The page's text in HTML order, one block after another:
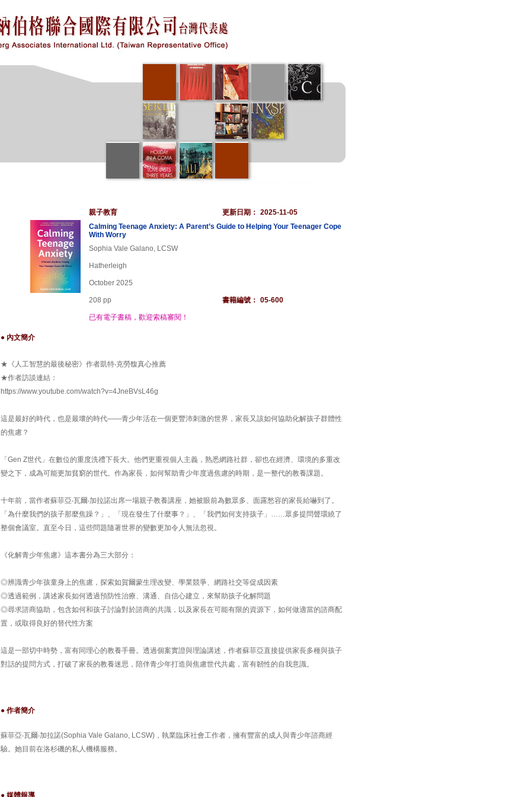
親子教育 更新日期： 2025-11-05
Calming Teenage Anxiety: A Parent’s Guide to Helping Your Teenager Cope
With Worry
Sophia Vale Galano, LCSW
Hatherleigh
October 2025
208 pp 書籍編號： 05-600
已有電子書稿，歡迎索稿審閱！
● 內文簡介
★《人工智慧的最後秘密》作者凱特‧克勞馥真心推薦
★作者訪談連結：
https://www.youtube.com/watch?v=4JneBVsL46g
這是最好的時代，也是最壞的時代——青少年活在一個更豐沛刺激的世界，家長又該如何協助化解孩子群體性
的焦慮？
「Gen Z世代」在數位的重度洗禮下長大。他們更重視個人主義，熟悉網路社群，卻也在經濟、環境的多重改
變之下，成為可能更加貧窮的世代。作為家長，如何幫助青少年度過焦慮的時期，是一整代的教養課題。
十年前，當作者蘇菲亞‧瓦爾‧加拉諾出席一場親子教養講座，她被眼前為數眾多、面露愁容的家長給嚇到了。
「為什麼我們的孩子那麼焦躁？」、「現在發生了什麼事？」、「我們如何支持孩子」……眾多提問聲環繞了
整個會議室。直至今日，這些問題隨著世界的變數更加令人無法忽視。
《化解青少年焦慮》這本書分為三大部分：
◎辨識青少年孩童身上的焦慮，探索如賀爾蒙生理改變、學業競爭、網路社交等促成因素
◎透過範例，講述家長如何透過預防性治療、溝通、自信心建立，來幫助孩子化解問題
◎尋求諮商協助，包含如何和孩子討論對於諮商的共識，以及家長在可能有限的資源下，如何做適當的諮商配
置，或取得良好的替代性方案
這是一部切中時勢，富有同理心的教養手冊。透過個案實證與理論講述，作者蘇菲亞直接提供家長多種與孩子
對話的提問方式，打破了家長的教養迷思，陪伴青少年打造與焦慮世代共處，富有韌性的自我意識。
● 作者簡介
蘇菲亞‧瓦爾‧加拉諾(Sophia Vale Galano, LCSW)，執業臨床社會工作者，擁有豐富的成人與青少年諮商經
驗。她目前在洛杉磯的私人機構服務。
● 媒體報導